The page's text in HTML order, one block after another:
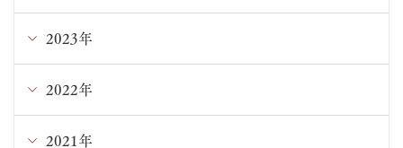
6月
5月
4月
11月
10月
9月
12月
11月
10月
2023年
12月
11月
2022年
12月
2021年